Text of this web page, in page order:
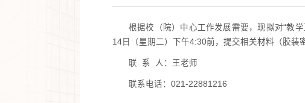
根据校（院）中心工作发展需要，现拟对“教
14日（星期二）下午4:30前，提交相关材料（胶装
联 系 人：王老师
联系电话：021-22881216